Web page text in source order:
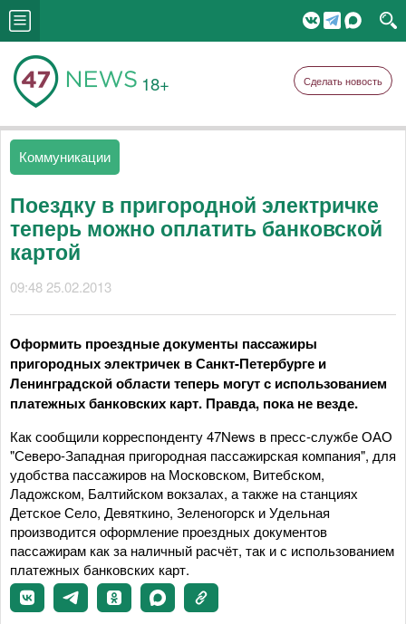
18+ Сделать новость
Коммуникации
Поездку в пригородной электричке
теперь можно оплатить банковской
картой
09:48 25.02.2013
Оформить проездные документы пассажиры
пригородных электричек в Санкт-Петербурге и
Ленинградской области теперь могут с использованием
платежных банковских карт. Правда, пока не везде.
Как сообщили корреспонденту 47News в пресс-службе ОАО
"Северо-Западная пригородная пассажирская компания", для
удобства пассажиров на Московском, Витебском,
Ладожском, Балтийском вокзалах, а также на станциях
Детское Село, Девяткино, Зеленогорск и Удельная
производится оформление проездных документов
пассажирам как за наличный расчёт, так и с использованием
платежных банковских карт.